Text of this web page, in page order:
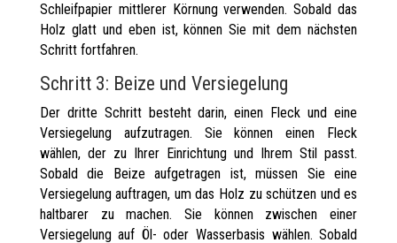
Schleifpapier mittlerer Körnung verwenden. Sobald das
Holz glatt und eben ist, können Sie mit dem nächsten
Schritt fortfahren.
Schritt 3: Beize und Versiegelung
Der dritte Schritt besteht darin, einen Fleck und eine
Versiegelung aufzutragen. Sie können einen Fleck
wählen, der zu Ihrer Einrichtung und Ihrem Stil passt.
Sobald die Beize aufgetragen ist, müssen Sie eine
Versiegelung auftragen, um das Holz zu schützen und es
haltbarer zu machen. Sie können zwischen einer
Versiegelung auf Öl- oder Wasserbasis wählen. Sobald